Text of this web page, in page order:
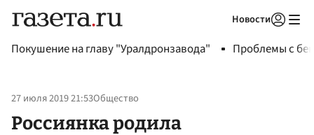
Новости
Покушение на главу "Уралдронзавода" Проблемы с
27 июля 2019 21:53Общество
Россиянка родила